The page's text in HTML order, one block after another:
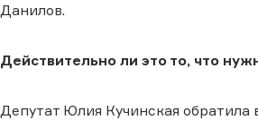
Данилов.
Действительно ли это то, что
Депутат Юлия Кучинская обратила